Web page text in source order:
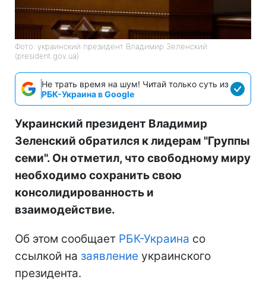
Фото: украинский президент Владимир Зеленский
(president.gov.uа)
Не трать время на шум! Читай только суть из
РБК-Украина в Google
Украинский президент Владимир
Зеленский обратился к лидерам "Группы
семи". Он отметил, что свободному миру
необходимо сохранить свою
консолидированность и
взаимодействие.
Об этом сообщает РБК-Украина со
ссылкой на заявление украинского
президента.